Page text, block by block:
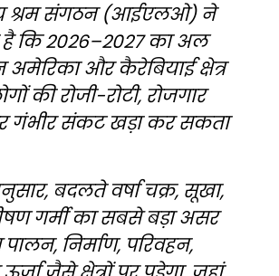
श्रम संगठन (आईएलओ) ने
है कि 2026–2027 का अल
अमेरिका और कैरेबियाई क्षेत्र
की रोजी-रोटी, रोजगार
गंभीर संकट खड़ा कर सकता
बदलते वर्षा चक्र, सूखा,
गर्मी का सबसे बड़ा असर
निर्माण, परिवहन,